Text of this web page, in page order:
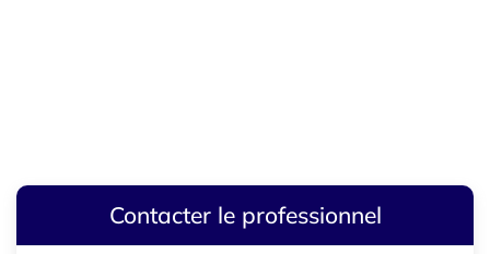
Contacter le professionnel